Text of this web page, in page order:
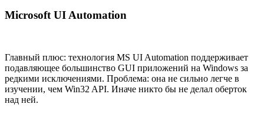
Microsoft UI Automation
Главный плюс: технология MS UI Automation поддерживает
подавляющее большинство GUI приложений на Windows за
редкими исключениями. Проблема: она не сильно легче в
изучении, чем Win32 API. Иначе никто бы не делал оберток
над ней.